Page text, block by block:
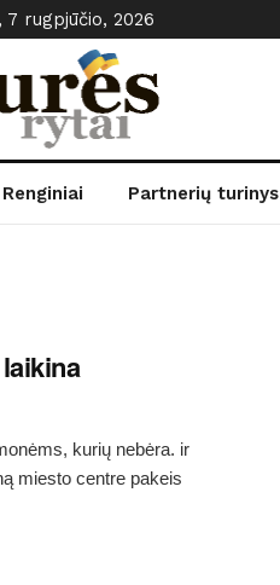
7 rugpjūčio, 2026
Renginiai Partnerių turinys
kurių nebėra. ir
miesto centre pakeis